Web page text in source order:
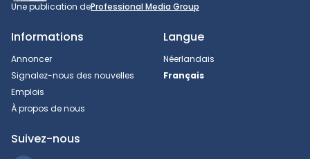
Une publication deProfessional Media Group
Informations
Annoncer
Signalez-nous des nouvelles
Emplois
À propos de nous
Langue
Néerlandais
Français
Suivez-nous